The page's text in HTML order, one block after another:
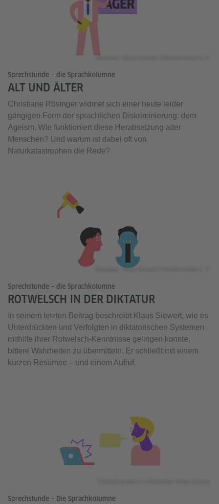
Illustration: Tobias Schrank; © Goethe-Institut e. V.
Sprechstunde – die Sprachkolumne
ALT UND ÄLTER
Christiane Rösinger widmet sich einer heute leider
gängigen Form der sprachlichen Diskriminierung: dem
Ageism. Wie funktioniert diese Herabsetzung alter
Menschen? Und warum ist dabei oft von
Naturkatastrophen die Rede?
Illustration: Tobias Schrank; © Goethe-Institut e. V.
Sprechstunde – die Sprachkolumne
ROTWELSCH IN DER DIKTATUR
In seinem letzten Beitrag beschreibt Klaus Siewert, wie es
Unterdrückten und Verfolgten in diktatorischen Systemen
mithilfe ihrer Rotwelsch-Kenntnisse gelingen konnte,
bittere Wahrheiten zu übermitteln. Er schließt mit einem
kurzen Resümee – und einem Aufruf.
Sprechstunde – Die Sprachkolumne